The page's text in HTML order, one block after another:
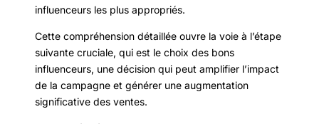
influenceurs les plus appropriés.
Cette compréhension détaillée ouvre la voie à l’étape
suivante cruciale, qui est le choix des bons
influenceurs, une décision qui peut amplifier l’impact
de la campagne et générer une augmentation
significative des ventes.